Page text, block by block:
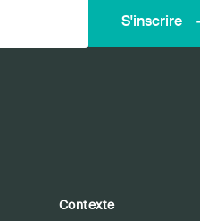
S'inscrire
Contexte